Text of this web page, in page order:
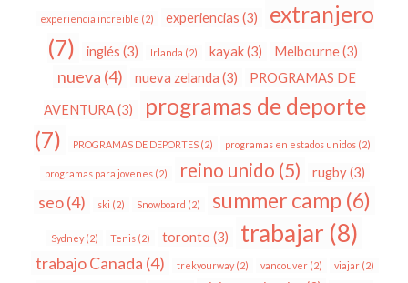
experiencia increible (2) experiencias (3)
extranjero
(7)
inglés (3) Irlanda (2) kayak(3) Melbourne(3)
nueva (4) nueva zelanda (3) PROGRAMAS DE
AVENTURA(3)
programas de deporte
(7)
PROGRAMAS DE DEPORTES (2) programas en estados unidos (2)
programas para jovenes(2) reino unido (5) rugby(3)
seo(4) ski (2) Snowboard (2) summer camp (6)
Sydney(2) Tenis (2) toronto (3) trabajar (8)
trabajo Canada (4) trekyourway(2) vancouver(2) viajar(2)